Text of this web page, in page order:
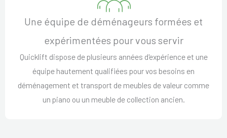
Une équipe de déménageurs formées et
expérimentées pour vous servir
Quicklift dispose de plusieurs années d'expérience et une
équipe hautement qualifiées pour vos besoins en
déménagement et transport de meubles de valeur comme
un piano ou un meuble de collection ancien.